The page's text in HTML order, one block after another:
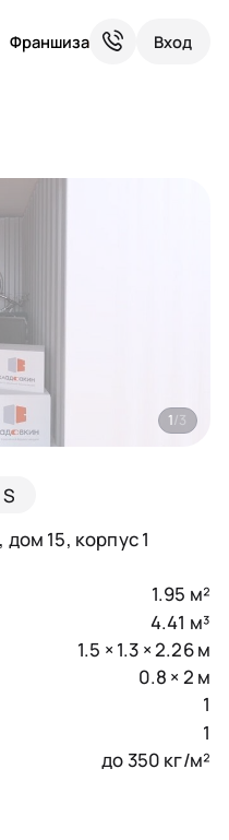
Франшиза Вход
S
15, корпус 1
1/3
1.95 м²
4.41 м³
1.5 × 1.3 × 2.26 м
0.8 × 2 м
1
1
до 350 кг/м²